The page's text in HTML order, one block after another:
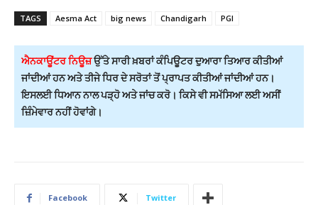
TAGS Aesma Act big news Chandigarh PGI
ਐਨਕਾਊਂਟਰ ਨਿਊਜ਼ਉੱਤੇ ਸਾਰੀ ਖ਼ਬਰਾਂ ਕੰਪਿਊਟਰ ਦੁਆਰਾ ਤਿਆਰ ਕੀਤੀਆਂ
ਜਾਂਦੀਆਂ ਹਨ ਅਤੇ ਤੀਜੇ ਧਿਰ ਦੇ ਸਰੋਤਾਂ ਤੋਂ ਪ੍ਰਾਪਤ ਕੀਤੀਆਂ ਜਾਂਦੀਆਂ ਹਨ।
ਇਸਲਈ ਧਿਆਨ ਨਾਲ ਪੜ੍ਹੋ ਅਤੇ ਜਾਂਚ ਕਰੋ। ਕਿਸੇ ਵੀ ਸਮੱਸਿਆ ਲਈ ਅਸੀਂ
ਜ਼ਿੰਮੇਵਾਰ ਨਹੀਂ ਹੋਵਾਂਗੇ।
Facebook Twitter